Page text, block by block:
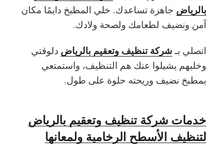
بالرياض جاهزة تساعدك. خلي المطبخ دايمًا مكان
آمن ونضيف لطعامك ولصحة ولادك.
اتصلي بـ شركة تنظيف وتعقيم بالرياض دلوقتي
وخليهم يشيلوا عنك هم التنظيف، واستمتعي
بمطبخ نضيف وريحته حلوة على طول.
خدمات شركة تنظيف وتعقيم بالرياض
لتنظيف الأسطح الرخامية ولمعانها